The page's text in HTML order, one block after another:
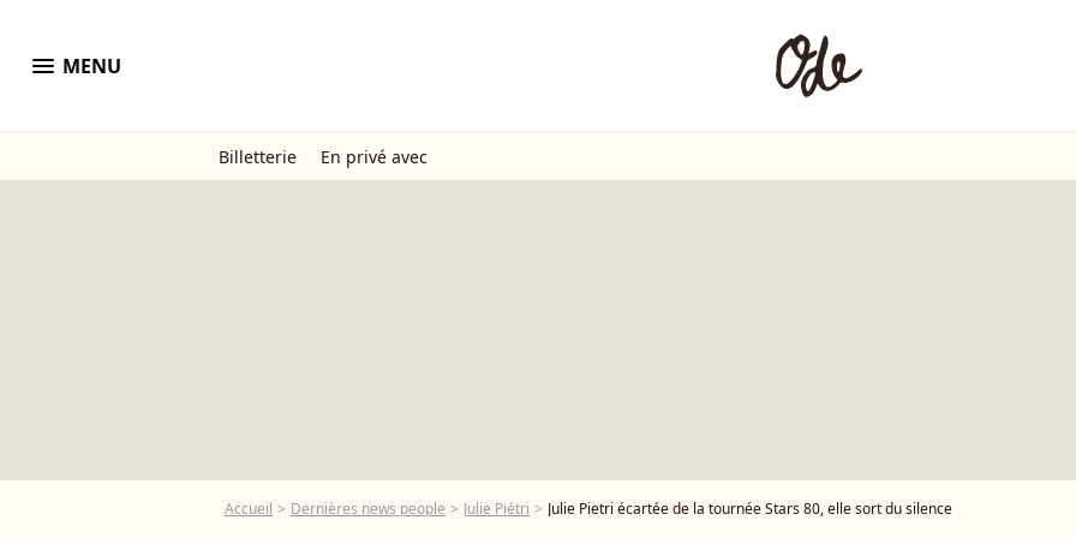
menu MENU
Billetterie En privé avec
Accueil Dernières news people Julie Piétri Julie Pietri écartée de la tournée Stars 80, elle sort du silence